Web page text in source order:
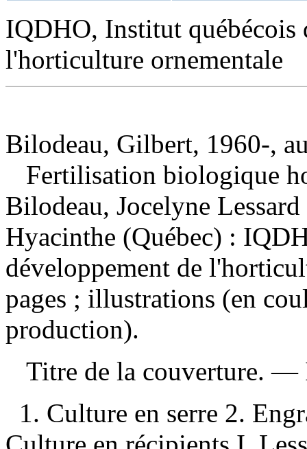
IQDHO, Institut québécois
l'horticulture ornementale
Bilodeau, Gilbert, 1960-,
Fertilisation biologique
Bilodeau, Jocelyne
Hyacinthe (Québec) :
développement de
pages ; illustrations (en
production).
Titre de la couverture. —
1. Culture en serre 2.